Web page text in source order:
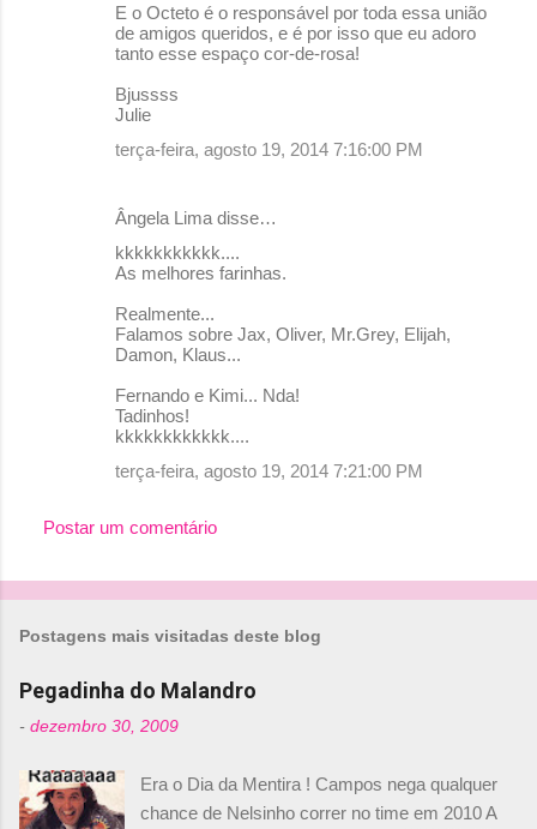
E o Octeto é o responsável por toda essa união
de amigos queridos, e é por isso que eu adoro
tanto esse espaço cor-de-rosa!
Bjussss
Julie
terça-feira, agosto 19, 2014 7:16:00 PM
Ângela Lima disse…
kkkkkkkkkkk....
As melhores farinhas.
Realmente...
Falamos sobre Jax, Oliver, Mr.Grey, Elijah,
Damon, Klaus...
Fernando e Kimi... Nda!
Tadinhos!
kkkkkkkkkkkk....
terça-feira, agosto 19, 2014 7:21:00 PM
Postar um comentário
Postagens mais visitadas deste blog
Pegadinha do Malandro
- dezembro 30, 2009
Era o Dia da Mentira ! Campos nega qualquer
chance de Nelsinho correr no time em 2010 A